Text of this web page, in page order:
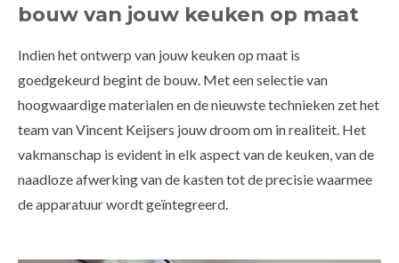
bouw van jouw keuken op maat
Indien het ontwerp van jouw keuken op maat is
goedgekeurd begint de bouw. Met een selectie van
hoogwaardige materialen en de nieuwste technieken zet het
team van Vincent Keijsers jouw droom om in realiteit. Het
vakmanschap is evident in elk aspect van de keuken, van de
naadloze afwerking van de kasten tot de precisie waarmee
de apparatuur wordt geïntegreerd.